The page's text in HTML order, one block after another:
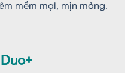
mềm mại, mịn màng.